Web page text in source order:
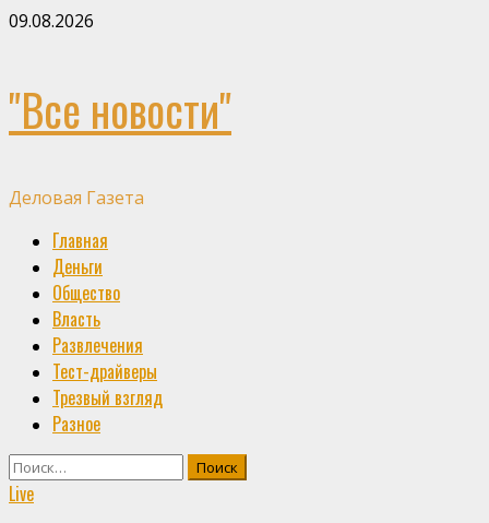
Skip
09.08.2026
"Все новости"
Деловая Газета
Primary
Menu
Главная
Деньги
Общество
Власть
Развлечения
Тест-драйверы
Трезвый взгляд
Разное
Найти:
Live